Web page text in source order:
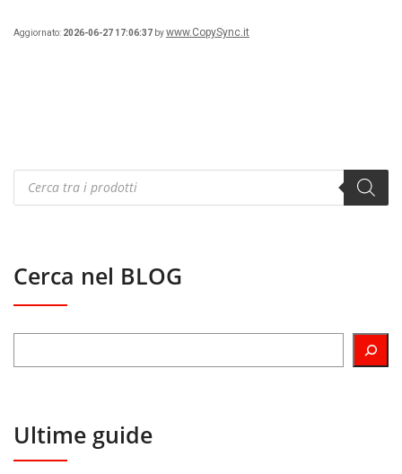
Aggiornato: 2026-06-27 17:06:37 bywww.CopySync.it
Products
search
Cerca nel BLOG
Ultime guide